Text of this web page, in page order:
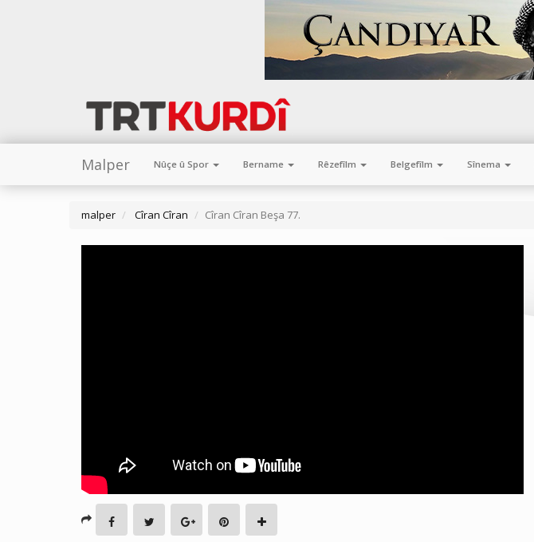
Malper Nûçe û Spor Bername Rêzefîlm Belgefîlm Sînema
malper Cîran Cîran Cîran Cîran Beşa 77.